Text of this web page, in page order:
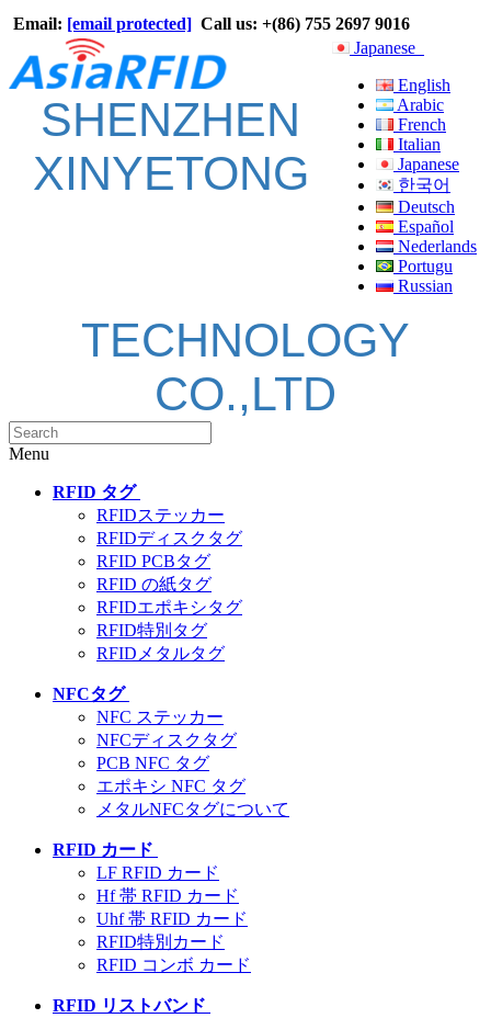
Email: [email protected] Call us: +(86) 755 2697 9016
Japanese
English
Arabic
French
Italian
Japanese
한국어
Deutsch
Español
Nederlands
Portugu
Russian
SHENZHEN
XINYETONG
TECHNOLOGY
CO.,LTD
Menu
RFID タグ
RFIDステッカー
RFIDディスクタグ
RFID PCBタグ
RFID の紙タグ
RFIDエポキシタグ
RFID特別タグ
RFIDメタルタグ
NFCタグ
NFC ステッカー
NFCディスクタグ
PCB NFC タグ
エポキシ NFC タグ
メタルNFCタグについて
RFID カード
LF RFID カード
Hf 帯 RFID カード
Uhf 帯 RFID カード
RFID特別カード
RFID コンボ カード
RFID リストバンド